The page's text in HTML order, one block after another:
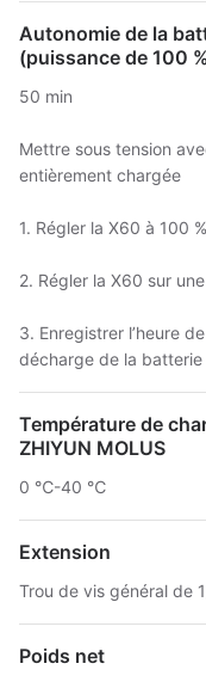
Autonomie de la
(puissance de 100
50 min
Mettre sous tension
entièrement chargée
1. Régler la X60 à 100
2. Régler la X60 sur
3. Enregistrer l’heure
décharge de la batterie
Température de
ZHIYUN MOLUS
0 ℃-40 ℃
Extension
Trou de vis général de
Poids net